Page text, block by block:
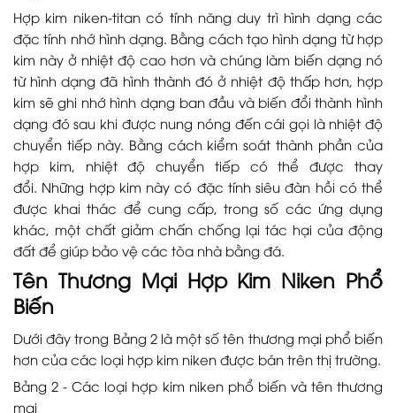
Hợp kim niken-titan có tính năng duy trì hình dạng các
đặc tính nhớ hình dạng. Bằng cách tạo hình dạng từ hợp
kim này ở nhiệt độ cao hơn và chúng làm biến dạng nó
từ hình dạng đã hình thành đó ở nhiệt độ thấp hơn, hợp
kim sẽ ghi nhớ hình dạng ban đầu và biến đổi thành hình
dạng đó sau khi được nung nóng đến cái gọi là nhiệt độ
chuyển tiếp này. Bằng cách kiểm soát thành phần của
hợp kim, nhiệt độ chuyển tiếp có thể được thay
đổi. Những hợp kim này có đặc tính siêu đàn hồi có thể
được khai thác để cung cấp, trong số các ứng dụng
khác, một chất giảm chấn chống lại tác hại của động
đất để giúp bảo vệ các tòa nhà bằng đá.
Tên Thương Mại Hợp Kim Niken Phổ
Biến
Dưới đây trong Bảng 2 là một số tên thương mại phổ biến
hơn của các loại hợp kim niken được bán trên thị trường.
Bảng 2 - Các loại hợp kim niken phổ biến và tên thương
mại